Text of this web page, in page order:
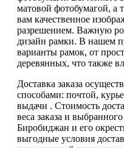
матовой фотобумагой, а
вам качественное
разрешением. Важную
дизайн рамки. В нашем
варианты рамок, от
деревянных, что также
Доставка заказа
способами: почтой,
выдачи . Стоимость
веса заказа и
Биробиджан и его
выгодные условия